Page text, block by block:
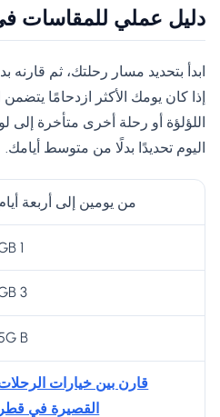
دليل عملي للمقاسات
ابدأ بتحديد مسار رحلتك، ثم قارنه
إذا كان يومك الأكثر ازدحامًا
اللؤلؤة أو رحلة أخرى متأخرة إلى
اليوم تحديدًا بدلًا من متوسط ​​أيامك.
تخ
دا
م
خ
را
ت
تح
ال
ر
من يومين إلى أربعة
1 GB
3 GB
B
قارن بين خيارات
القصيرة في قطر